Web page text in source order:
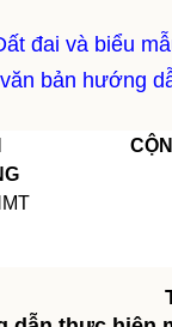
đai và biểu
bản hướng